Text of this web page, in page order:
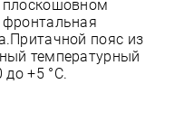
пояс из
температурный
+5 °С.